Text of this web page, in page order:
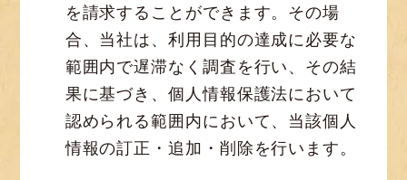
を請求することができます。その場
合、当社は、利用目的の達成に必要な
範囲内で遅滞なく調査を行い、その結
果に基づき、個人情報保護法において
認められる範囲内において、当該個人
情報の訂正・追加・削除を行います。